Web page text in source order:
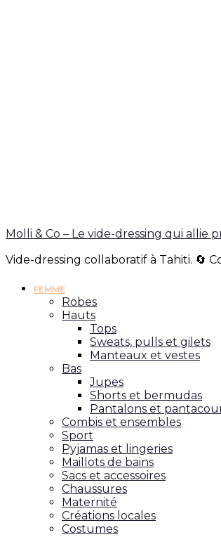
Molli & Co – Le vide-dressing qui allie
Vide-dressing collaboratif à Tahiti. 🔄
FEMME
Robes
Hauts
Tops
Sweats, pulls et gilets
Manteaux et vestes
Bas
Jupes
Shorts et bermudas
Pantalons et
Combis et ensembles
Sport
Pyjamas et lingeries
Maillots de bains
Sacs et accessoires
Chaussures
Maternité
Créations locales
Costumes